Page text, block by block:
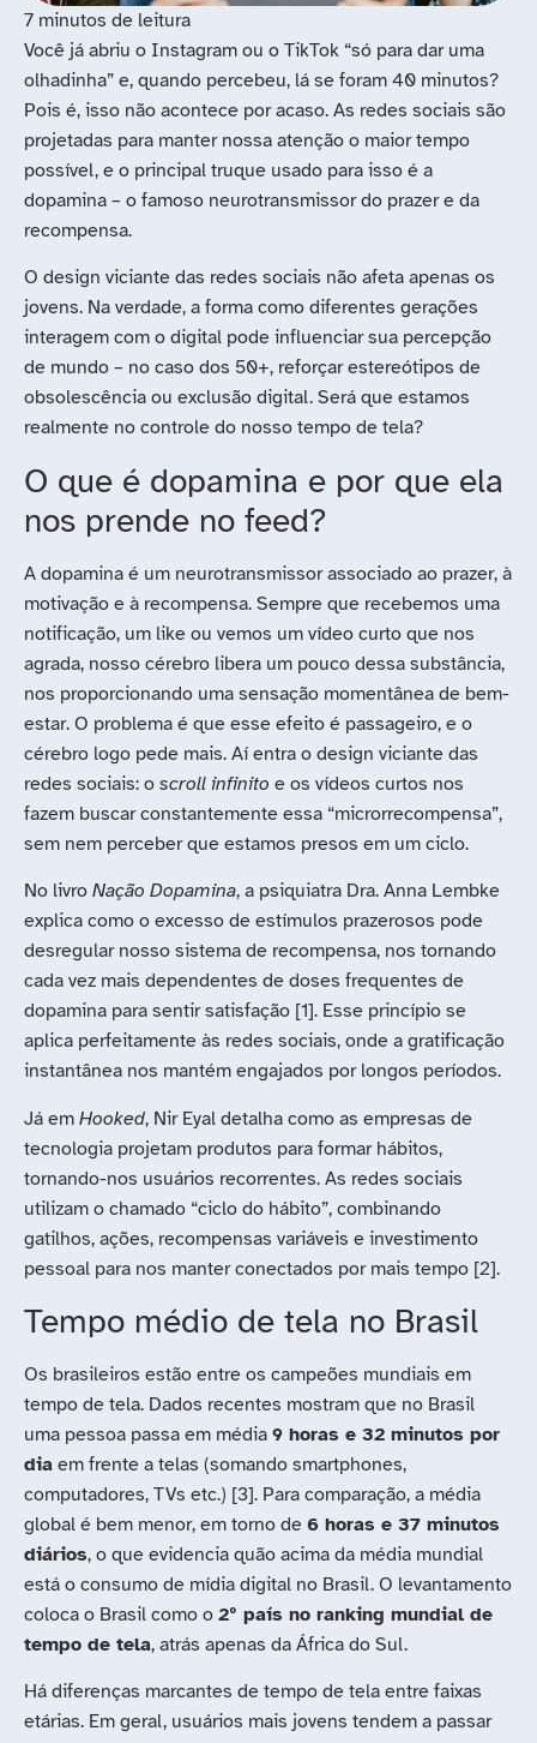
Você já abriu o Instagram ou o TikTok “só para dar uma
olhadinha” e, quando percebeu, lá se foram 40 minutos?
Pois é, isso não acontece por acaso. As redes sociais são
projetadas para manter nossa atenção o maior tempo
possível, e o principal truque usado para isso é a
dopamina – o famoso neurotransmissor do prazer e da
recompensa.
O design viciante das redes sociais não afeta apenas os
jovens. Na verdade, a forma como diferentes gerações
interagem com o digital pode influenciar sua percepção
de mundo – no caso dos 50+, reforçar estereótipos de
obsolescência ou exclusão digital. Será que estamos
realmente no controle do nosso tempo de tela?
O que é dopamina e por que ela
nos prende no feed?
A dopamina é um neurotransmissor associado ao prazer, à
motivação e à recompensa. Sempre que recebemos uma
notificação, um like ou vemos um vídeo curto que nos
agrada, nosso cérebro libera um pouco dessa substância,
nos proporcionando uma sensação momentânea de bem-
estar. O problema é que esse efeito é passageiro, e o
cérebro logo pede mais. Aí entra o design viciante das
redes sociais: o scroll infinito e os vídeos curtos nos
fazem buscar constantemente essa “microrrecompensa”,
sem nem perceber que estamos presos em um ciclo.
No livro Nação Dopamina, a psiquiatra Dra. Anna Lembke
explica como o excesso de estímulos prazerosos pode
desregular nosso sistema de recompensa, nos tornando
cada vez mais dependentes de doses frequentes de
dopamina para sentir satisfação [1]. Esse princípio se
aplica perfeitamente às redes sociais, onde a gratificação
instantânea nos mantém engajados por longos períodos.
Já em Hooked, Nir Eyal detalha como as empresas de
tecnologia projetam produtos para formar hábitos,
tornando-nos usuários recorrentes. As redes sociais
utilizam o chamado “ciclo do hábito”, combinando
gatilhos, ações, recompensas variáveis e investimento
pessoal para nos manter conectados por mais tempo [2].
Tempo médio de tela no Brasil
Os brasileiros estão entre os campeões mundiais em
tempo de tela. Dados recentes mostram que no Brasil
uma pessoa passa em média 9 horas e 32 minutos por
dia em frente a telas (somando smartphones,
computadores, TVs etc.)​ [3]. Para comparação, a média
global é bem menor, em torno de 6 horas e 37 minutos
diários, o que evidencia quão acima da média mundial
está o consumo de mídia digital no Brasil. O levantamento
coloca o Brasil como o 2º país no ranking mundial de
tempo de tela, atrás apenas da África do Sul​.
Há diferenças marcantes de tempo de tela entre faixas
etárias. Em geral, usuários mais jovens tendem a passar